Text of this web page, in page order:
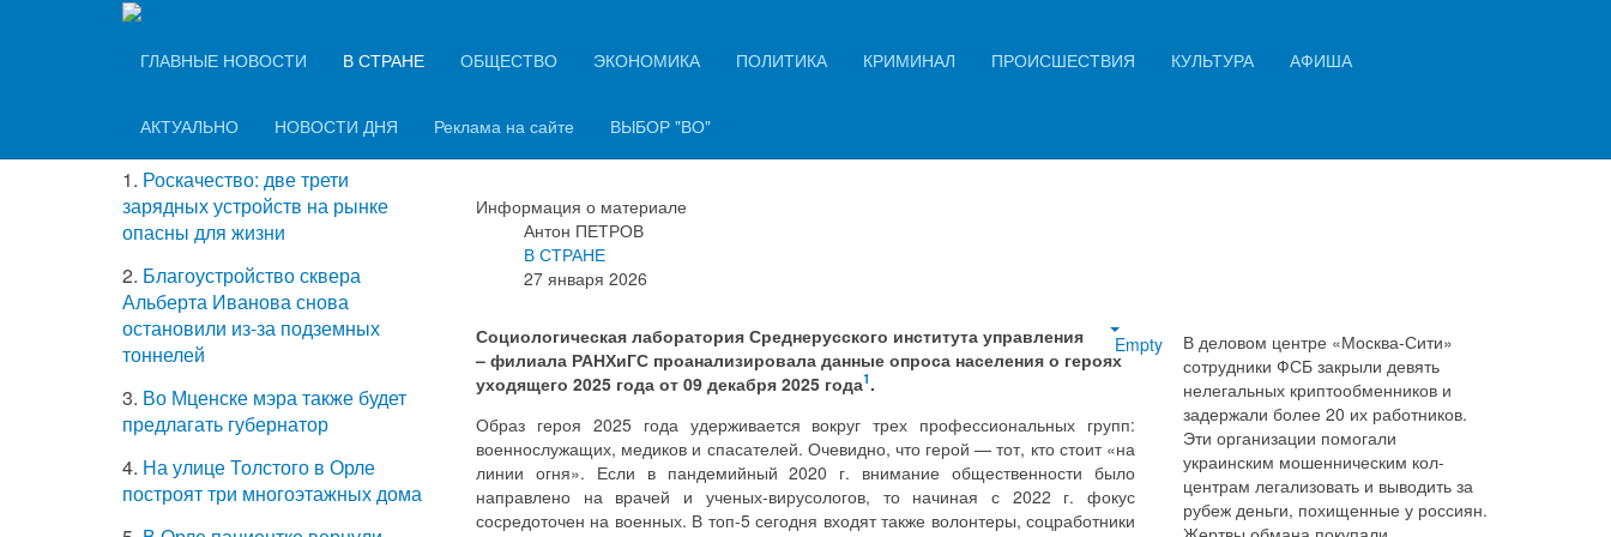
ГЛАВНЫЕ НОВОСТИ
В СТРАНЕ ОБЩЕСТВО ЭКОНОМИКА ПОЛИТИКА КРИМИНАЛ ПРОИСШЕСТВИЯ КУЛЬТУРА АФИША
АКТУАЛЬНО НОВОСТИ ДНЯ Реклама на сайте ВЫБОР "ВО"
Герои года в глазах россиян - итоги
соцопроса
Информация о материале
Антон ПЕТРОВ
В СТРАНЕ
27 января 2026
Empty
Социологическая лаборатория Среднерусского института управления
– филиала РАНХиГС проанализировала данные опроса населения о героях
уходящего 2025 года от 09 декабря 2025 года1 .
Образ героя 2025 года удерживается вокруг трех профессиональных групп:
военнослужащих, медиков и спасателей. Очевидно, что герой — тот, кто стоит «на
линии огня». Если в пандемийный 2020 г. внимание общественности было
направлено на врачей и ученых-вирусологов, то начиная с 2022 г. фокус
сосредоточен на военных. В топ-5 сегодня входят также волонтеры, соцработники
1. Роскачество: две трети
зарядных устройств на рынке
опасны для жизни
2. Благоустройство сквера
Альберта Иванова снова
остановили из-за подземных
тоннелей
3. Во Мценске мэра также будет
предлагать губернатор
4. На улице Толстого в Орле
построят три многоэтажных дома
В деловом центре «Москва-Сити»
сотрудники ФСБ закрыли девять
нелегальных криптообменников и
задержали более 20 их работников.
Эти организации помогали
украинским мошенническим кол-
центрам легализовать и выводить за
рубеж деньги, похищенные у россиян.